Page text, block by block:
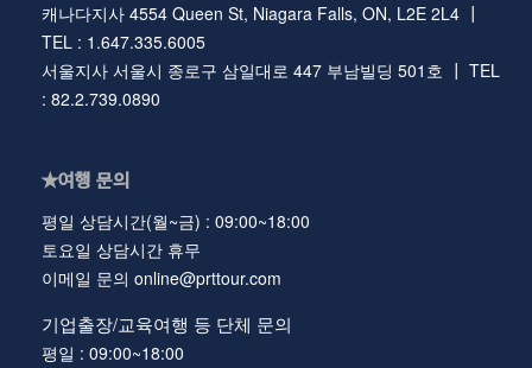
캐나다지사 4554 Queen St, Niagara Falls, ON, L2E 2L4 ┃
TEL : 1.647.335.6005
서울지사 서울시 종로구 삼일대로 447 부남빌딩 501호 ┃ TEL
: 82.2.739.0890
★여행 문의
평일 상담시간(월~금) : 09:00~18:00
토요일 상담시간 휴무
이메일 문의 online@prttour.com
기업출장/교육여행 등 단체 문의
평일 : 09:00~18:00